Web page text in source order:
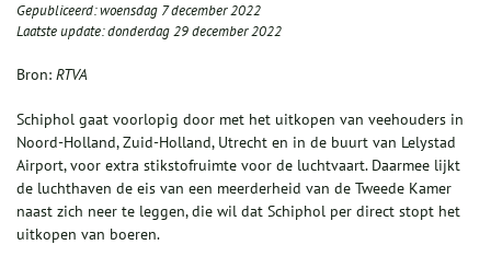
Gepubliceerd:woensdag 7 december 2022
Laatste update:donderdag 29 december 2022
Bron: RTVA
Schiphol gaat voorlopig door met het uitkopen van veehouders in
Noord-Holland, Zuid-Holland, Utrecht en in de buurt van Lelystad
Airport, voor extra stikstofruimte voor de luchtvaart. Daarmee lijkt
de luchthaven de eis van een meerderheid van de Tweede Kamer
naast zich neer te leggen, die wil dat Schiphol per direct stopt het
uitkopen van boeren.